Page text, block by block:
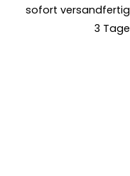
sofort versandfertig
3 Tage